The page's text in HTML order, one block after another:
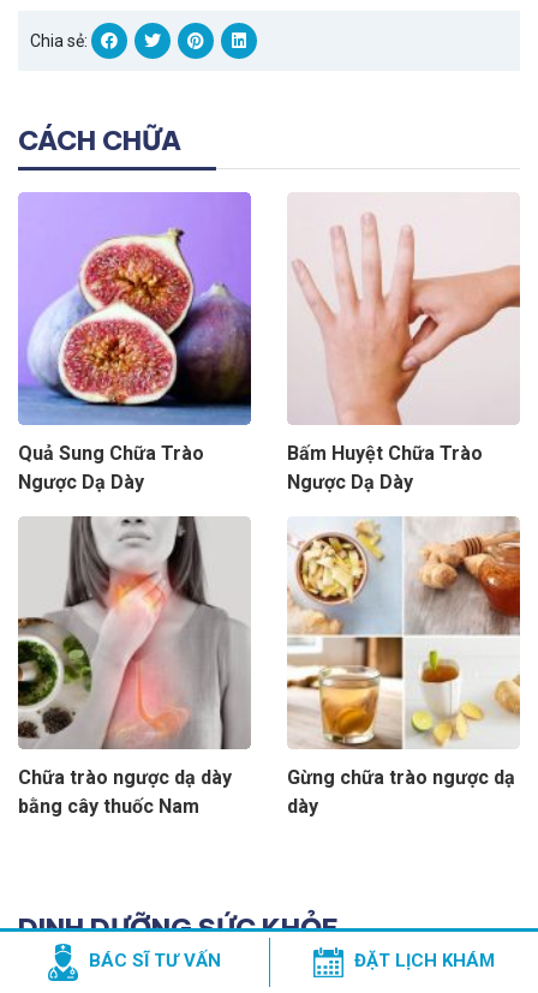
Chia sẻ:
CÁCH CHỮA
Quả Sung Chữa Trào
Ngược Dạ Dày
Bấm Huyệt Chữa Trào
Ngược Dạ Dày
Chữa trào ngược dạ dày
bằng cây thuốc Nam
Gừng chữa trào ngược dạ
dày
DINH DƯỠNG SỨC KHỎE
BÁC SĨ TƯ VẤN ĐẶT LỊCH KHÁM